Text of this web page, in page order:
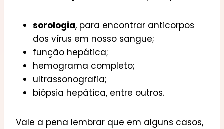
sorologia, para encontrar anticorpos
dos vírus em nosso sangue;
função hepática;
hemograma completo;
ultrassonografia;
biópsia hepática, entre outros.
Vale a pena lembrar que em alguns casos,